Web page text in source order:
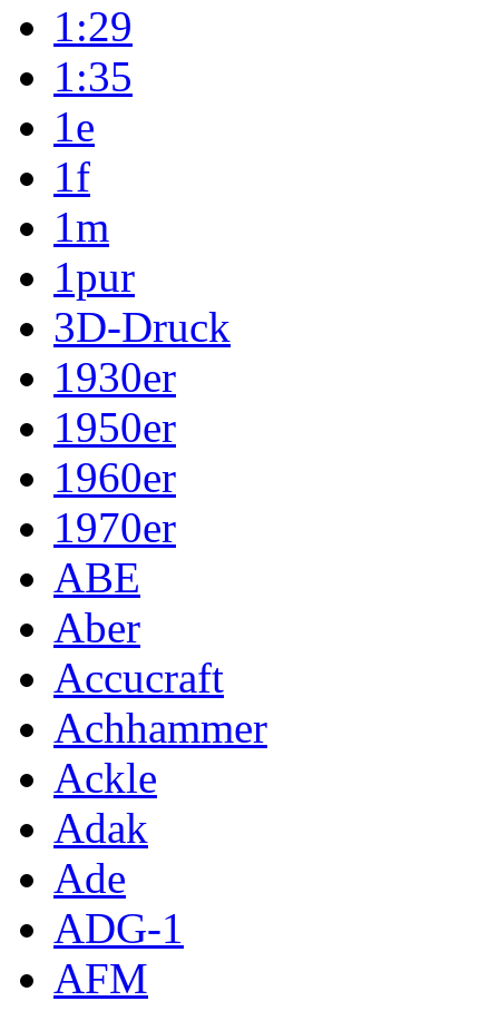
1:29
1:35
1e
1f
1m
1pur
3D-Druck
1930er
1950er
1960er
1970er
ABE
Aber
Accucraft
Achhammer
Ackle
Adak
Ade
ADG-1
AFM